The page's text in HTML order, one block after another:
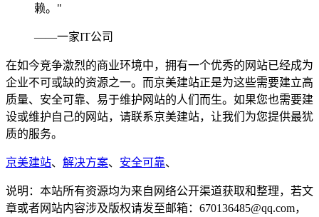
赖。"
——一家IT公司
在如今竞争激烈的商业环境中，拥有一个优秀的网站已经成为
企业不可或缺的资源之一。而京美建站正是为这些需要建立高
质量、安全可靠、易于维护网站的人们而生。如果您也需要建
设或维护自己的网站，请联系京美建站，让我们为您提供最犹
质的服务。
京美建站、 解决方案、 安全可靠、
说明：本站所有资源均为来自网络公开渠道获取和整理，若文
章或者网站内容涉及版权请发至邮箱：670136485@qq.com，